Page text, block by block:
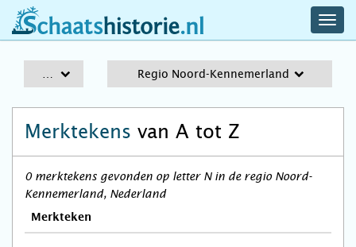
schaatshistorie.nl
Regio Noord-Kennemerland
Merktekens van A tot Z
0 merktekens gevonden op letter N in de regio Noord-
Kennemerland, Nederland
Merkteken